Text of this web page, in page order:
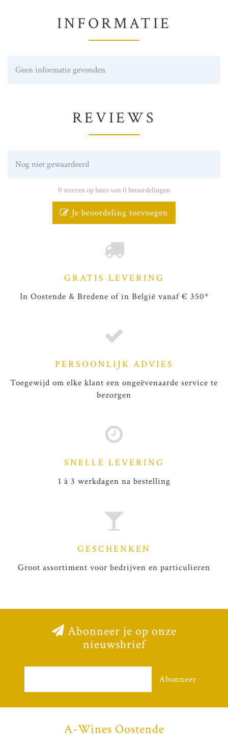
INFORMATIE
Geen informatie gevonden
REVIEWS
Nog niet gewaardeerd
0 sterren op basis van 0 beoordelingen
Je beoordeling toevoegen
GRATIS LEVERING
In Oostende & Bredene of in België vanaf € 350*
PERSOONLIJK ADVIES
Toegewijd om elke klant een ongeëvenaarde service te
bezorgen
SNELLE LEVERING
1 à 3 werkdagen na bestelling
GESCHENKEN
Groot assortiment voor bedrijven en particulieren
Abonneer je op onze
nieuwsbrief
Abonneer
A-Wines Oostende